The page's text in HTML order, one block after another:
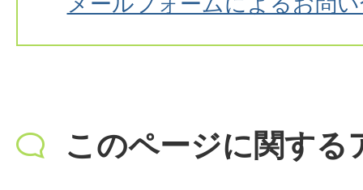
このページに関する